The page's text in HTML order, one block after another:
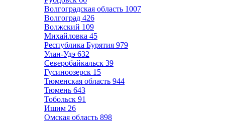
Волгоградская область 1007
Волгоград 426
Волжский 109
Михайловка 45
Республика Бурятия 979
Улан-Удэ 632
Северобайкальск 39
Гусиноозерск 15
Тюменская область 944
Тюмень 643
Тобольск 91
Ишим 26
Омская область 898